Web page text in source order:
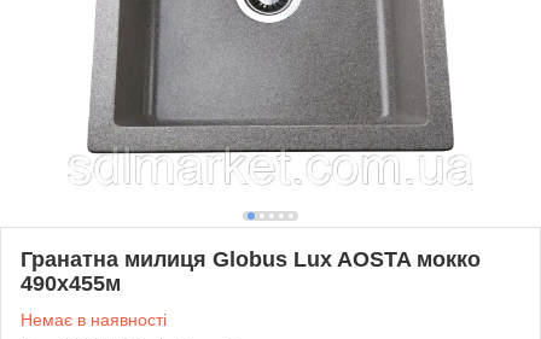
Гранатна милиця Globus Lux AOSTA мокко
490x455м
Немає в наявності